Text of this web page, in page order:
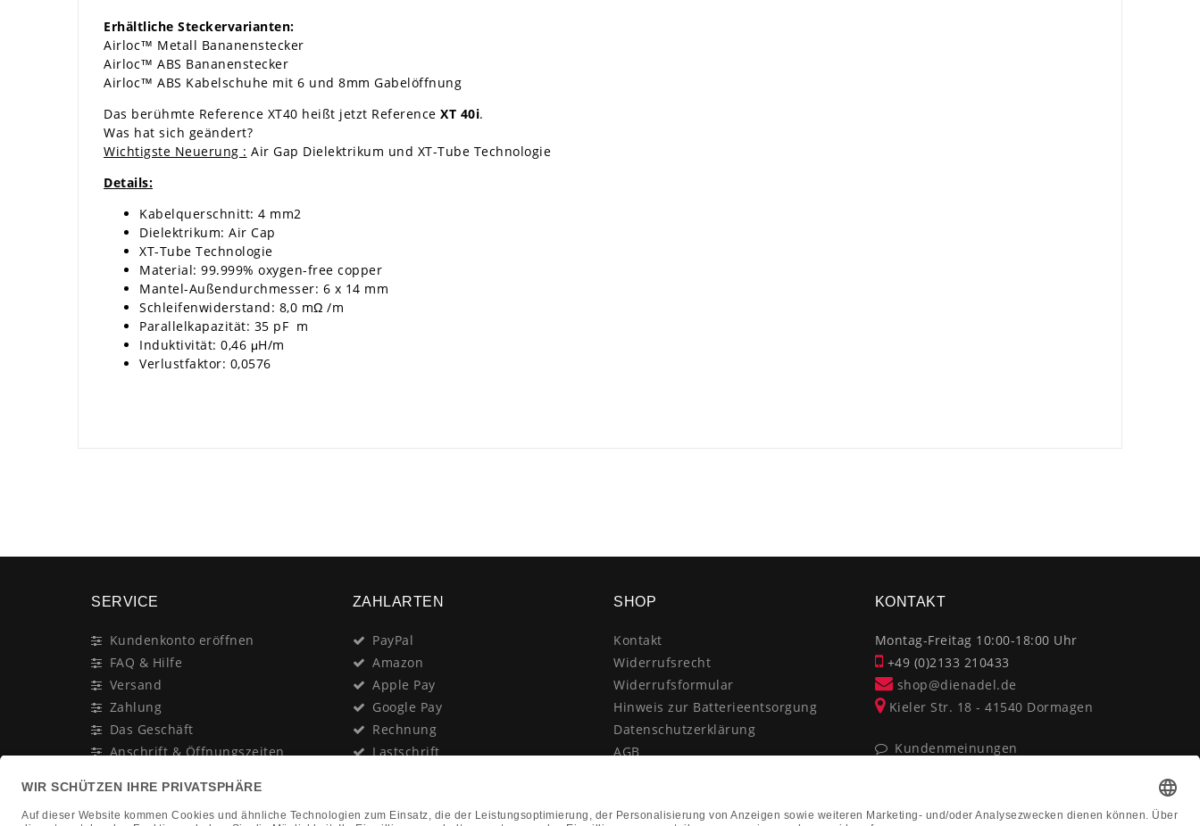
Erhältliche Steckervarianten:
Airloc™ Metall Bananenstecker
Airloc™ ABS Bananenstecker
Airloc™ ABS Kabelschuhe mit 6 und 8mm Gabelöffnung
Das berühmte Reference XT40 heißt jetzt Reference XT 40i.
Was hat sich geändert?
Wichtigste Neuerung : Air Gap Dielektrikum und XT-Tube Technologie
Details:
Kabelquerschnitt: 4 mm2
Dielektrikum: Air Cap
XT-Tube Technologie
Material: 99.999% oxygen-free copper
Mantel-Außendurchmesser: 6 x 14 mm
Schleifenwiderstand: 8,0 mΩ /m
Parallelkapazität: 35 pF m
Induktivität: 0,46 μH/m
Verlustfaktor: 0,0576
SERVICE
Kundenkonto eröffnen
FAQ & Hilfe
Versand
Zahlung
Das Geschäft
Anschrift & Öffnungszeiten
Newsletter
ZAHLARTEN
PayPal
Amazon
Apple Pay
Google Pay
Rechnung
Lastschrift
Nachnahme
SHOP
Kontakt
Widerrufsrecht
Widerrufsformular
Hinweis zur Batterieentsorgung
Datenschutzerklärung
AGB
Vertrag widerrufen
KONTAKT
Montag-Freitag 10:00-18:00 Uhr
+49 (0)2133 210433
shop@dienadel.de
Kieler Str. 18 - 41540 Dormagen
Kundenmeinungen